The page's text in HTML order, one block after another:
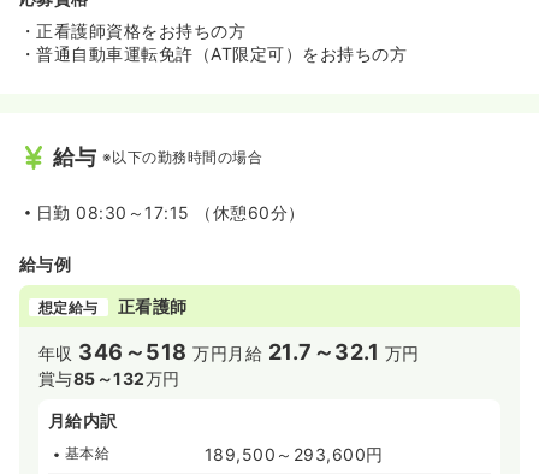
・正看護師資格をお持ちの方
・普通自動車運転免許（AT限定可）をお持ちの方
給与 ※以下の勤務時間の場合
日勤 08:30～17:15 （休憩60分）
給与例
想定給与 正看護師
年収 346～518 万円 月給 21.7～32.1 万円
賞与85～132万円
月給内訳
基本給 189,500～293,600円